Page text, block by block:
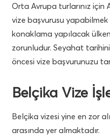
Orta Avrupa turlarınız
vize başvurusu yapabilmek
konaklama yapılacak
zorunludur. Seyahat
öncesi vize başvurunuzu
Belçika Vize
Belçika vizesi yine en zor
arasında yer almaktadır.